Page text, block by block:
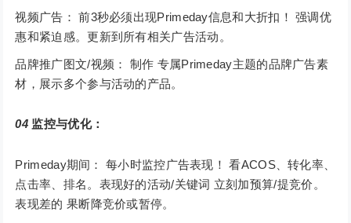
视频广告： 前3秒必须出现Primeday信息和大折扣！ 强调优
惠和紧迫感。更新到所有相关广告活动。
品牌推广图文/视频： 制作 专属Primeday主题的品牌广告素
材，展示多个参与活动的产品。
04 监控与优化：
Primeday期间： 每小时监控广告表现！ 看ACOS、转化率、
点击率、排名。表现好的活动/关键词 立刻加预算/提竞价。
表现差的 果断降竞价或暂停。